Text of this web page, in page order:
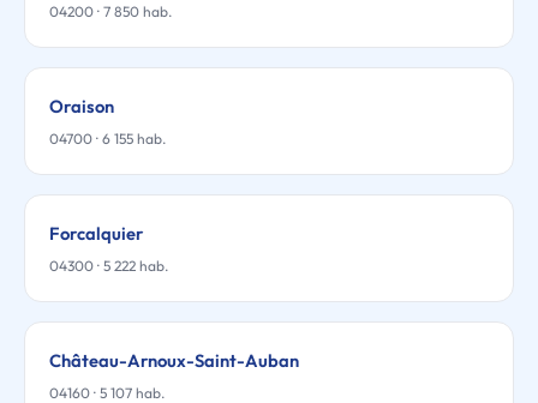
04200 · 7 850 hab.
Oraison
04700 · 6 155 hab.
Forcalquier
04300 · 5 222 hab.
Château-Arnoux-Saint-Auban
04160 · 5 107 hab.